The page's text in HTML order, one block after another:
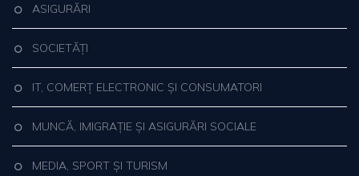
ASIGURĂRI
SOCIETĂȚI
IT, COMERȚ ELECTRONIC ȘI CONSUMATORI
MUNCĂ, IMIGRAȚIE ȘI ASIGURĂRI SOCIALE
MEDIA, SPORT ȘI TURISM